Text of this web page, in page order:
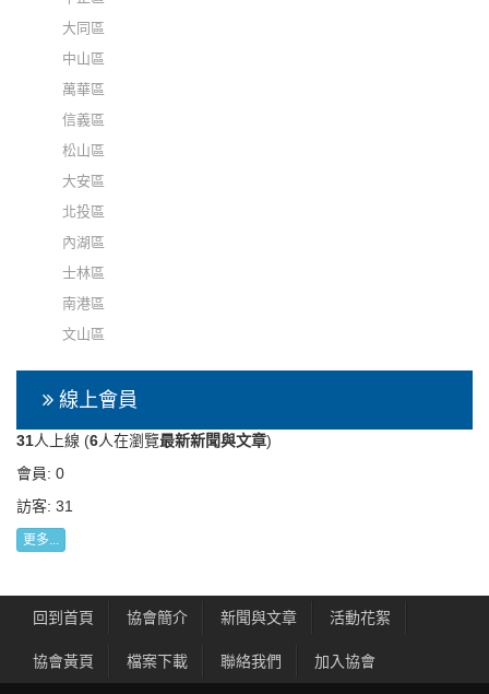
大同區
中山區
萬華區
信義區
松山區
大安區
北投區
內湖區
士林區
南港區
文山區
線上會員
31人上線 (6人在瀏覽最新新聞與文章)
會員: 0
訪客: 31
更多...
回到首頁 協會簡介 新聞與文章 活動花絮
協會黃頁 檔案下載 聯絡我們 加入協會